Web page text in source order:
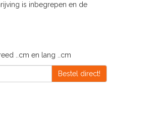
is inbegrepen en de
..cm en lang ..cm
Bestel direct!